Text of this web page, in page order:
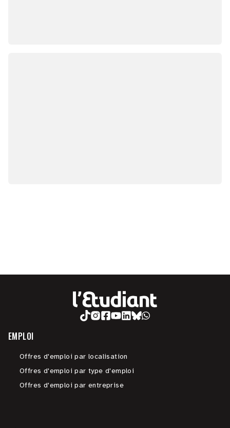
EMPLOI
Offres d'emploi par localisation
Offres d'emploi par type d'emploi
Offres d'emploi par entreprise